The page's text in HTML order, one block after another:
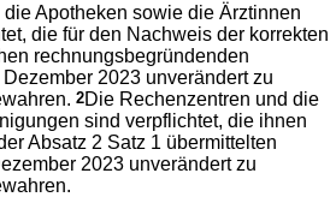
Apotheken sowie die Ärztinnen
die für den Nachweis der korrekten
rechnungsbegründenden
2023 unverändert zu
2Die Rechenzentren und die
sind verpflichtet, die ihnen
Absatz 2 Satz 1 übermittelten
2023 unverändert zu